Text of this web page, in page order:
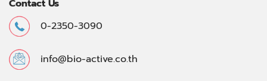
Contact Us
0-2350-3090
info@bio-active.co.th